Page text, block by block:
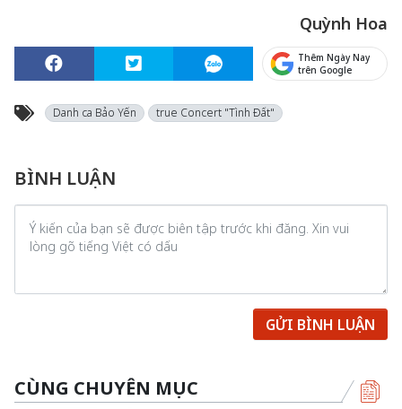
Quỳnh Hoa
Thêm Ngày Nay
trên Google
Danh ca Bảo Yến true Concert "Tình Đất"
BÌNH LUẬN
GỬI BÌNH LUẬN
CÙNG CHUYÊN MỤC